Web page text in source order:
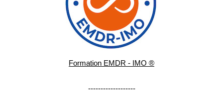
Formation EMDR - IMO ®
-------------------